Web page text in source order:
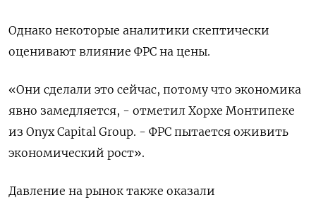
Однако некоторые аналитики скептически
оценивают влияние ФРС на цены.
«Они сделали это сейчас, потому что экономика
явно замедляется, - отметил Хорхе Монтипеке
из Onyx Capital Group. - ФРС пытается оживить
экономический рост».
Давление на рынок также оказали